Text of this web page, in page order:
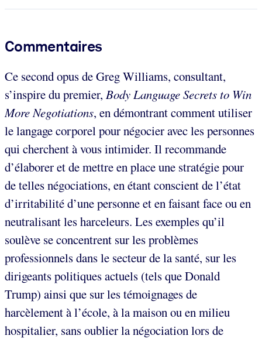
Commentaires
Ce second opus de Greg Williams, consultant,
s’inspire du premier, Body Language Secrets to Win
More Negotiations, en démontrant comment utiliser
le langage corporel pour négocier avec les personnes
qui cherchent à vous intimider. Il recommande
d’élaborer et de mettre en place une stratégie pour
de telles négociations, en étant conscient de l’état
d’irritabilité d’une personne et en faisant face ou en
neutralisant les harceleurs. Les exemples qu’il
soulève se concentrent sur les problèmes
professionnels dans le secteur de la santé, sur les
dirigeants politiques actuels (tels que Donald
Trump) ainsi que sur les témoignages de
harcèlement à l’école, à la maison ou en milieu
hospitalier, sans oublier la négociation lors de